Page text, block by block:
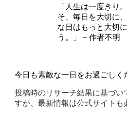
「人生は一度きり
そ、毎日を大切に
な日はもっと大切
う。」 – 作者不明
今日も素敵な一日をお過ごしく
投稿時のリサーチ結果に基づい
すが、最新情報は公式サイトも